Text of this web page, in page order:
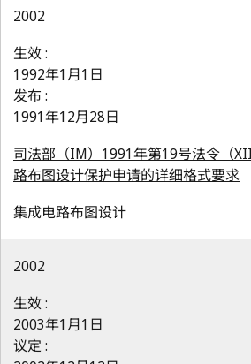
2002
生效 :
1992年1月1日
发布 :
1991年12月28日
司法部（IM）1991年第19号法令（
路布图设计保护申请的详细格式要求
集成电路布图设计
2002
生效 :
2003年1月1日
议定 :